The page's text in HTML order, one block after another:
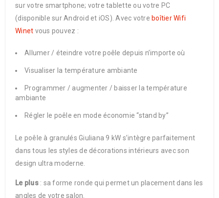
sur votre smartphone; votre tablette ou votre PC
(disponible sur Android et iOS). Avec votre boîtier Wifi
Winet vous pouvez :
Allumer / éteindre votre poêle depuis n’importe où
Visualiser la température ambiante
Programmer / augmenter / baisser la température
ambiante
Régler le poêle en mode économie “stand by”
Le poêle à granulés Giuliana 9 kW s’intègre parfaitement
dans tous les styles de décorations intérieurs avec son
design ultra moderne.
Le plus: sa forme ronde qui permet un placement dans les
angles de votre salon.